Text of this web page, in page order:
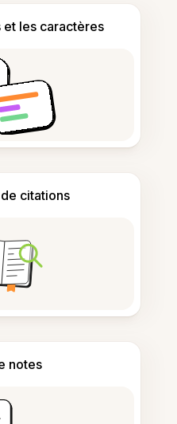
les caractères
citations
notes